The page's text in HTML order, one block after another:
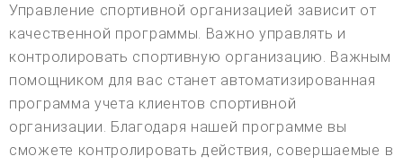
Управление спортивной организацией зависит от
качественной программы. Важно управлять и
контролировать спортивную организацию. Важным
помощником для вас станет автоматизированная
программа учета клиентов спортивной
организации. Благодаря нашей программе вы
сможете контролировать действия, совершаемые в